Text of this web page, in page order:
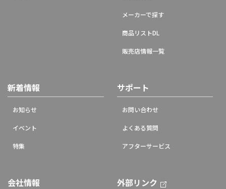
メーカーで探す
商品リストDL
販売店情報一覧
新着情報
お知らせ
イベント
特集
サポート
お問い合わせ
よくある質問
アフターサービス
会社情報 外部リンク